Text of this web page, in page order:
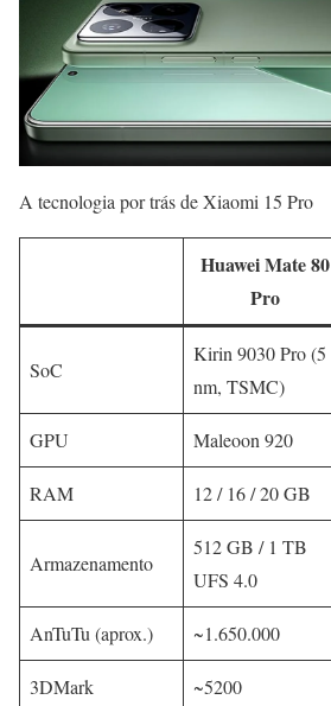
A tecnologia por trás de Xiaomi 15 Pro
Huawei Mate 80
Pro
SoC
Kirin 9030 Pro (5
nm, TSMC)
GPU Maleoon 920
RAM 12 / 16 / 20 GB
Armazenamento
512 GB / 1 TB
UFS 4.0
AnTuTu (aprox.) ~1.650.000
3DMark ~5200